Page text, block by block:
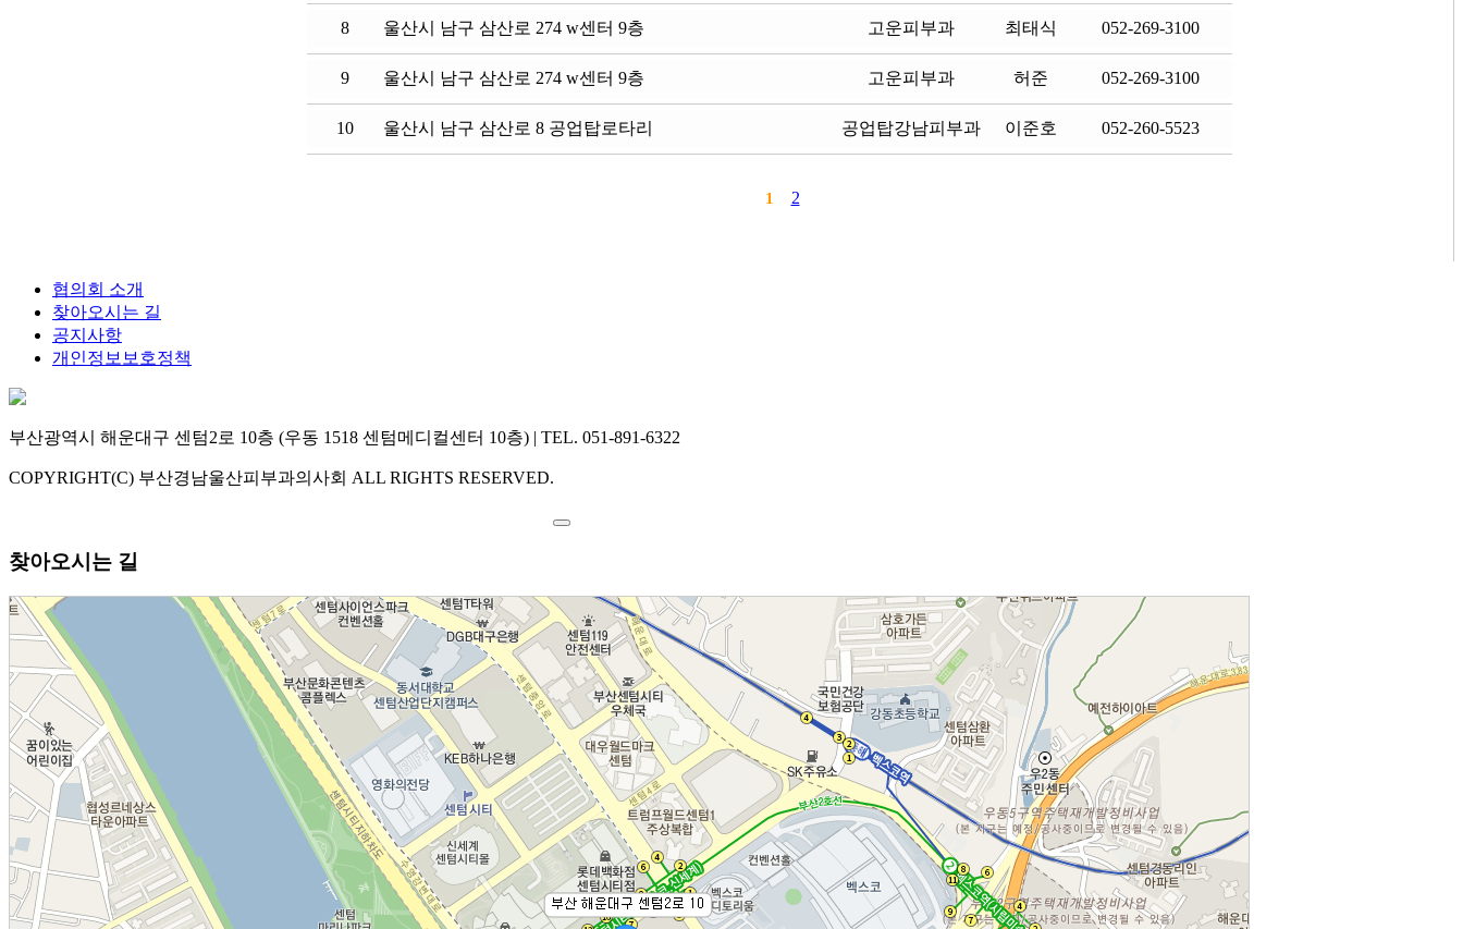
8 울산시 남구 삼산로 274 w센터 9층 고운피부과 최태식 052-269-3100
9 울산시 남구 삼산로 274 w센터 9층 고운피부과 허준 052-269-3100
10 울산시 남구 삼산로 8 공업탑로타리 공업탑강남피부과 이준호 052-260-5523
1 2
협의회 소개
찾아오시는 길
공지사항
개인정보보호정책
부산광역시 해운대구 센텀2로 10층 (우동 1518 센텀메디컬센터 10층) | TEL. 051-891-6322
COPYRIGHT(C) 부산경남울산피부과의사회 ALL RIGHTS RESERVED.
찾아오시는 길